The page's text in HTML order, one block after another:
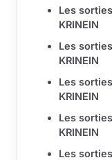
Les
KRINEIN
Les
KRINEIN
Les
KRINEIN
Les
KRINEIN
Les